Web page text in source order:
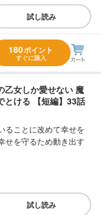
試し読み
180ポイント
すぐに購入
乙女しか愛せない 魔
とける 【短編】33話
ることに改めて幸せを
せを守るため動き出す
試し読み